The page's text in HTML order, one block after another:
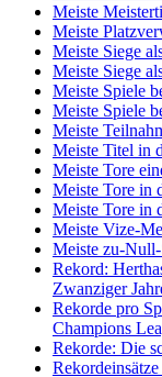
Meiste
Meiste
Meiste Siege
Meiste Siege
Meiste Spiele
Meiste Spiele
Meiste
Meiste Titel in
Meiste Tore
Meiste Tore in
Meiste Tore in
Meiste Vize-
Meiste zu-
Rekord:
Zwanziger
Rekorde pro
Champions
Rekorde: Die